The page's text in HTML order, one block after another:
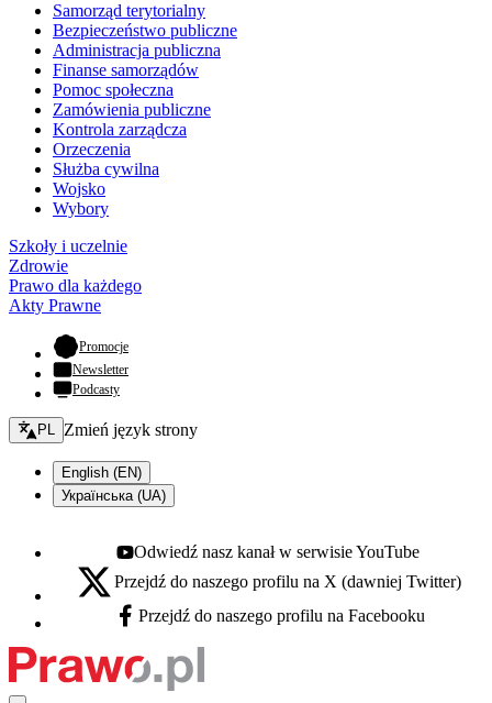
Samorząd terytorialny
Bezpieczeństwo publiczne
Administracja publiczna
Finanse samorządów
Pomoc społeczna
Zamówienia publiczne
Kontrola zarządcza
Orzeczenia
Służba cywilna
Wojsko
Wybory
Szkoły i uczelnie
Zdrowie
Prawo dla każdego
Akty Prawne
Promocje- otwiera się w nowej karcie
Newsletter
Podcasty
Zmień język - bieżący:
PL Zmień język strony
English (EN)
Українська (UA)
Youtube - otwiera się w nowej karcie
Odwiedź nasz kanał w serwisie YouTube
X - otwiera się w nowej karcie
Przejdź do naszego profilu na X (dawniej Twitter)
Facebook - otwiera się w nowej karcie
Przejdź do naszego profilu na Facebooku